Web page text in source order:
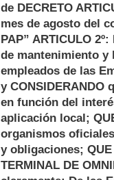
de DECRETO
mes de agosto del
PAP” ARTICULO
de mantenimiento y
empleados de las
y CONSIDERANDO
en función del
aplicación local;
organismos
y obligaciones;
TERMINAL DE